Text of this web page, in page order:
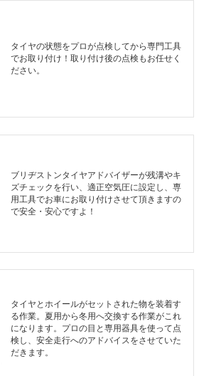
タイヤの状態をプロが点検してから専門工具
でお取り付け！取り付け後の点検もお任せく
ださい。
ブリヂストンタイヤアドバイザーが残溝やキ
ズチェックを行い、適正空気圧に設定し、専
用工具でお車にお取り付けさせて頂きますの
で安全・安心ですよ！
タイヤとホイールがセットされた物を装着す
る作業。夏用から冬用へ交換する作業がこれ
になります。プロの目と専用器具を使って点
検し、安全走行へのアドバイスをさせていた
だきます。